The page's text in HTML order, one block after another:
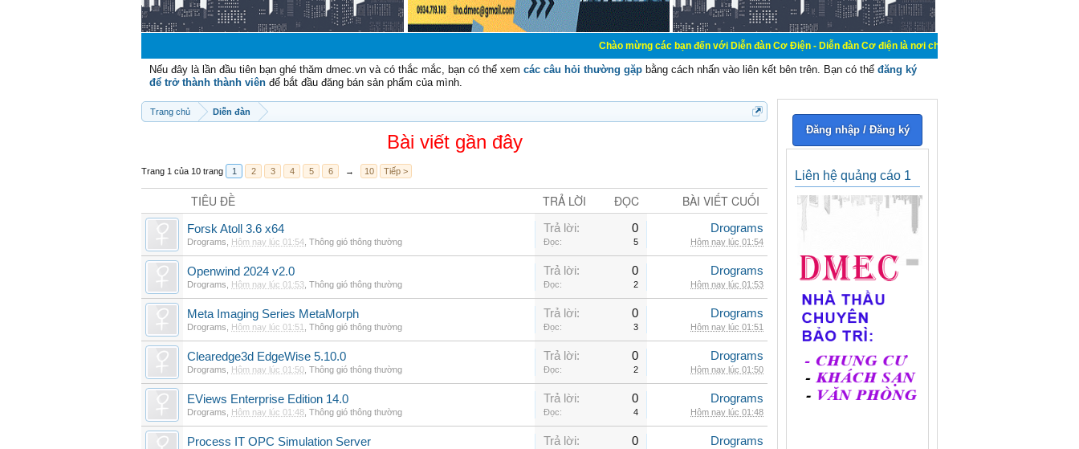
Chào mừng các bạn đến với Diễn đàn Cơ Điện - Diễn đàn Cơ điện là nơi chia sẽ kiến thức kinh nghiệm trong
Nếu đây là lần đầu tiên bạn ghé thăm dmec.vn và có thắc mắc, bạn có thể xem các câu hỏi thường gặp bằng cách nhấn vào liên kết bên trên. Bạn có thể đăng ký
để trở thành thành viên để bắt đầu đăng bán sản phẩm của mình.
Trang chủ Diễn đàn
Bài viết gần đây
Trang 1 của 10 trang 1 2 3 4 5 6 → 10 Tiếp >
TIÊU ĐỀ TRẢ LỜI ĐỌC BÀI VIẾT CUỐI
Forsk Atoll 3.6 x64
Drograms Hôm nay lúc 01:54 Thông gió thông thường
Trả lời: 0
Đọc: 5
Drograms
Hôm nay lúc 01:54
Openwind 2024 v2.0
Drograms Hôm nay lúc 01:53 Thông gió thông thường
Trả lời: 0
Đọc: 2
Drograms
Hôm nay lúc 01:53
Meta Imaging Series MetaMorph
Drograms Hôm nay lúc 01:51 Thông gió thông thường
Trả lời: 0
Đọc: 3
Drograms
Hôm nay lúc 01:51
Clearedge3d EdgeWise 5.10.0
Drograms Hôm nay lúc 01:50 Thông gió thông thường
Trả lời: 0
Đọc: 2
Drograms
Hôm nay lúc 01:50
EViews Enterprise Edition 14.0
Drograms Hôm nay lúc 01:48 Thông gió thông thường
Trả lời: 0
Đọc: 4
Drograms
Hôm nay lúc 01:48
Process IT OPC Simulation Server Trả lời: 0 Drograms
Đăng nhập / Đăng ký
Liên hệ quảng cáo 1